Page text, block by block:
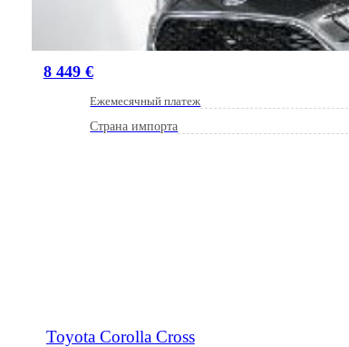
8 449 €
Ежемесячный платеж
Страна импорта
Toyota Corolla Cross